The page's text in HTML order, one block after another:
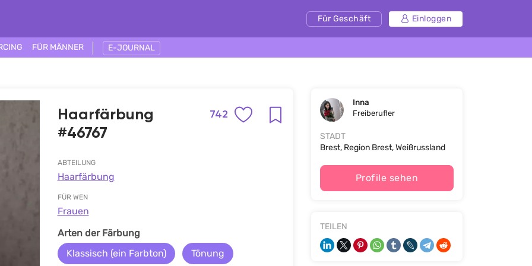
Für Geschäft Einloggen
FÜR MÄNNER E-JOURNAL
Haarfärbung
#46767
742
ABTEILUNG
Haarfärbung
FÜR WEN
Frauen
Arten der Färbung
Klassisch (ein Farbton)
Tönung
Inna
Freiberufler
STADT
Brest, Region Brest, Weißrussland
Profile sehen
TEILEN